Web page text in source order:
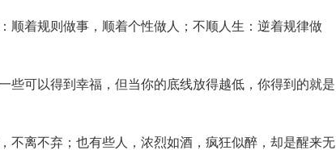
顺着规则做事，顺着个性做人；不顺人生：逆着规律做
些可以得到幸福，但当你的底线放得越低，你得到的就是
不离不弃；也有些人，浓烈如酒，疯狂似醉，却是醒来无